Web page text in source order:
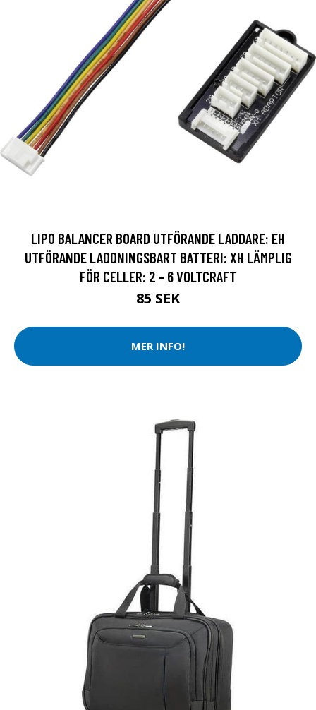
LIPO BALANCER BOARD UTFÖRANDE LADDARE: EH
UTFÖRANDE LADDNINGSBART BATTERI: XH LÄMPLIG
FÖR CELLER: 2 - 6 VOLTCRAFT
85 SEK
MER INFO!